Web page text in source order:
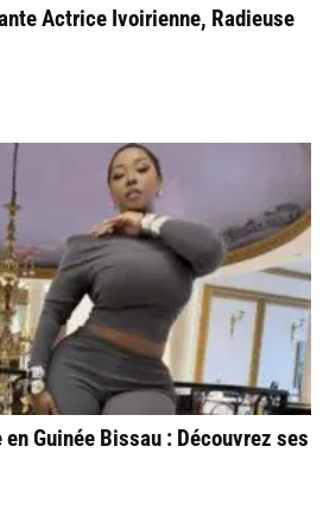
Actrice Ivoirienne, Radieuse
Guinée Bissau : Découvrez ses